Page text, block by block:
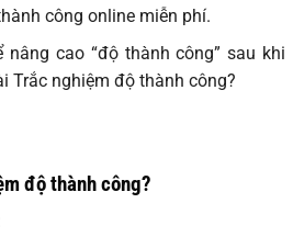
công online miễn phí.
nâng cao “độ thành công” sau khi
Trắc nghiệm độ thành công?
độ thành công?